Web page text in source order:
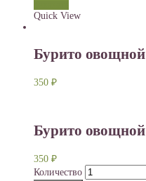
Quick View
Бурито овощной
350 ₽
Бурито овощной
350 ₽
Количество